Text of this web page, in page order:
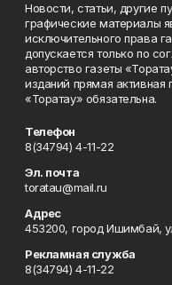
Новости, статьи, другие
графические материалы
исключительного права
допускается только по
авторство газеты
изданий прямая активная
«Торатау» обязательна.
Телефон
8(34794) 4-11-22
Эл. почта
toratau@mail.ru
Адрес
453200, город Ишимбай,
Рекламная служба
8(34794) 4-11-22